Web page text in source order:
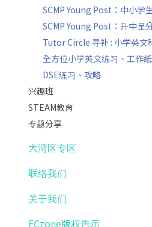
SCMP Young Post：中小学
SCMP Young Post：升中呈
Tutor Circle 寻补 : 小学英文
全方位小学英文练习、工作紙
DSE练习、攻略
兴趣班
STEAM教育
专题分享
大湾区专区
联络我们
关于我们
ECzone版权告示